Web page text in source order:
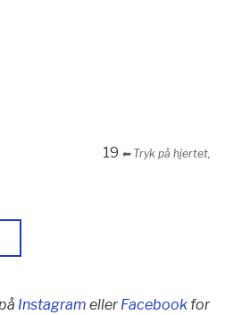
19 ⬅︎ Tryk på hjertet,
Instagram ellerFacebook for